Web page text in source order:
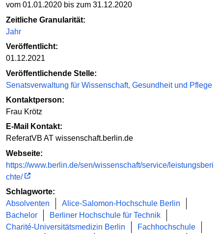
vom 01.01.2020 bis zum 31.12.2020
Zeitliche Granularität:
Jahr
Veröffentlicht:
01.12.2021
Veröffentlichende Stelle:
Senatsverwaltung für Wissenschaft, Gesundheit und Pflege
Kontaktperson:
Frau Krötz
E-Mail Kontakt:
ReferatVB AT wissenschaft.berlin.de
Webseite:
https://www.berlin.de/sen/wissenschaft/service/leistungsberi
chte/
Schlagworte:
Absolventen
Alice-Salomon-Hochschule Berlin
Bachelor
Berliner Hochschule für Technik
Charité-Universitätsmedizin Berlin
Fachhochschule